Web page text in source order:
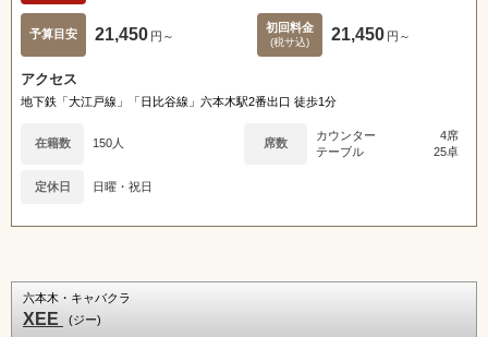
予算目安 21,450 円～
初回料金
(税サ込) 21,450 円～
アクセス
地下鉄「大江戸線」「日比谷線」六本木駅2番出口 徒歩1分
在籍数 150人 席数
カウンター
4席
テーブル
25卓
定休日 日曜・祝日
六本木・キャバクラ
XEE (ジー)